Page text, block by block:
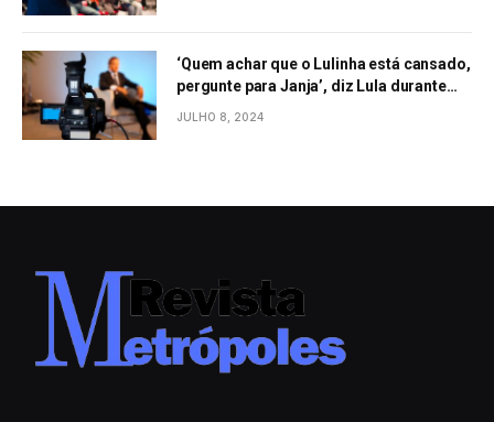
‘Quem achar que o Lulinha está cansado,
pergunte para Janja’, diz Lula durante
JULHO 8, 2024